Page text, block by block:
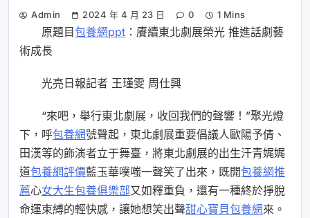
Admin 2024 年 4 月 23 日 0 1 Mins
原題目包養網ppt ：賡續東北劇展榮光 推進話劇藝
術成長
光亮日報記者 王瑾雯 周仕興
“來吧，舉行東北劇展，收回我們的聲響！”聚光燈
下，呼包養網號聲起，東北劇展重要倡議人歐陽予倩、
田漢等的飾演者立于舞臺，將東北劇展的出生汗青娓娓
道包養網評價藍玉華噗嗤一聲笑了出來，既開包養網推
薦心女大生包養俱樂部又如釋重負，還有一種終於掙脫
命運束縛的輕快感，讓她想笑出聲甜心寶貝包養網來。